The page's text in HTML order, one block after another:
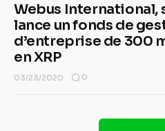
Webus International,
lance un fonds de
d’entreprise de 300
en XRP
03/23/2020 0